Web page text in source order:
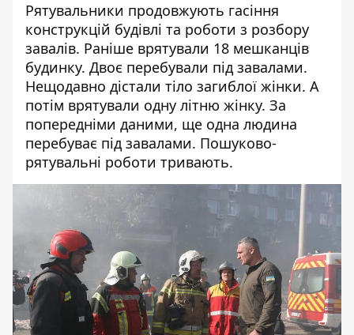
Рятувальники продовжують гасіння
конструкцій будівлі та роботи з розбору
завалів. Раніше врятували 18 мешканців
будинку. Двоє перебували під завалами.
Нещодавно дістали тіло загиблої жінки. А
потім врятували одну літню жінку. За
попередніми даними, ще одна людина
перебуває під завалами. Пошуково-
рятувальні роботи тривають.